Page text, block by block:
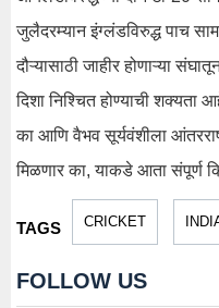
जुलैदरम्यान इंग्लंडविरुद्ध पाच
दौऱ्यासाठी जाहीर होणाऱ्या
दिशा निश्चित होण्याची
का आणि वैभव सूर्यवंशीला
मिळणार का, याकडे आता संपूर्ण
TAGS CRICKET
FOLLOW US